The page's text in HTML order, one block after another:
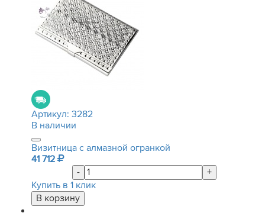
Артикул: 3282
В наличии
Визитница с алмазной огранкой
41 712
-
+
Купить в 1 клик